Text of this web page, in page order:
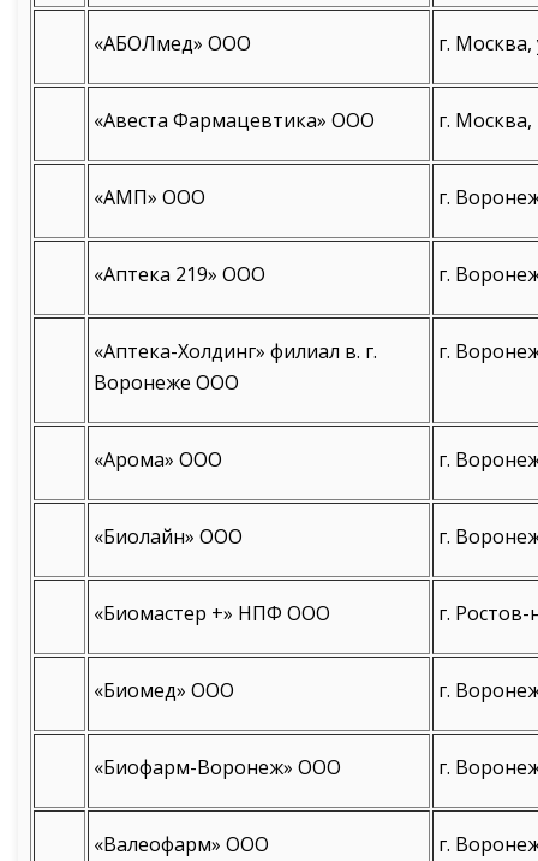
«АБОЛмед» ООО г. Москва,
«Авеста Фармацевтика» ООО г.
«АМП» ООО г.
«Аптека 219» ООО г.
«Аптека-Холдинг» филиал в. г.
Воронеже ООО
г.
«Арома» ООО г.
«Биолайн» ООО г.
«Биомастер +» НПФ ООО г.
«Биомед» ООО г.
«Биофарм-Воронеж» ООО г.
«Валеофарм» ООО
г.